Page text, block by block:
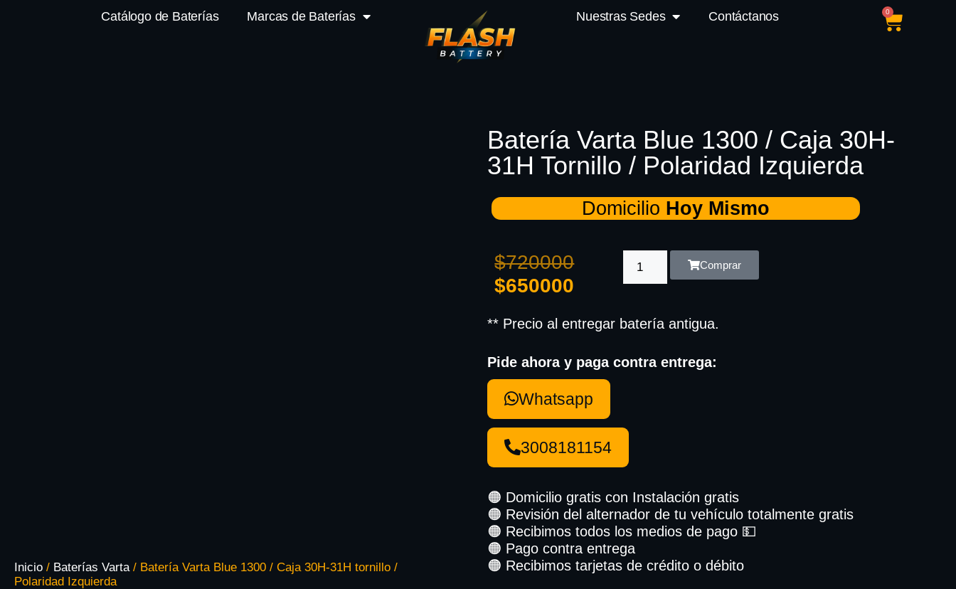
Catálogo de Baterías Marcas de Baterías Nuestras Sedes Contáctanos 0
Inicio / Baterías Varta/ Batería Varta Blue 1300 / Caja 30H-31H tornillo /
Polaridad Izquierda
Batería Varta Blue 1300 / Caja 30H-
31H Tornillo / Polaridad Izquierda
Domicilio Hoy Mismo
$720000
$650000
Comprar
** Precio al entregar batería antigua.
Pide ahora y paga contra entrega:
Whatsapp
3008181154
🟠 Domicilio gratis con Instalación gratis
🟠 Revisión del alternador de tu vehículo totalmente gratis
🟠 Recibimos todos los medios de pago 💵
🟠 Pago contra entrega
🟠 Recibimos tarjetas de crédito o débito